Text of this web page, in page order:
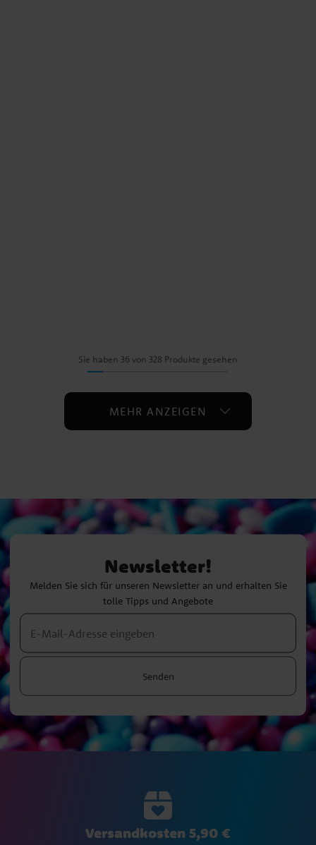
Sie haben 36 von 328 Produkte gesehen
MEHR ANZEIGEN
Newsletter!
Melden Sie sich für unseren Newsletter an und erhalten Sie
tolle Tipps und Angebote
Senden
Versandkosten 5,90 €